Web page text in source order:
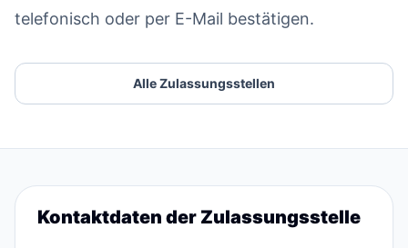
telefonisch oder per E-Mail bestätigen.
Alle Zulassungsstellen
Kontaktdaten der Zulassungsstelle